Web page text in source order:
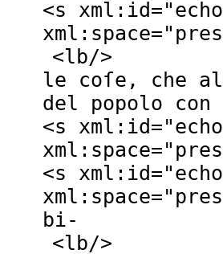
<s xml:id="
xml:space="
<lb/>
le coſe, che
del popolo
<s xml:id="
xml:space="
<s xml:id="
xml:space="
bi-
<lb/>